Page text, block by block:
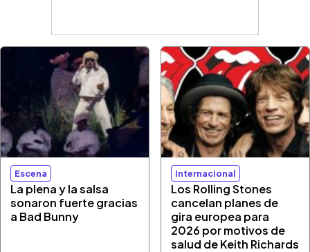
Escena
La plena y la salsa
sonaron fuerte gracias
a Bad Bunny
Internacional
Los Rolling Stones
cancelan planes de
gira europea para
2026 por motivos de
salud de Keith Richards